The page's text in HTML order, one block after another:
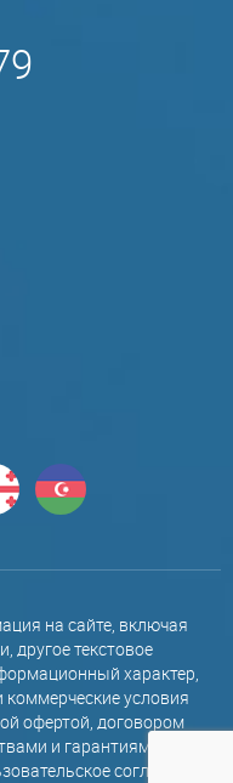
на сайте, включая
другое текстовое
характер,
условия
офертой, договором
и гарантиями,
соглашение